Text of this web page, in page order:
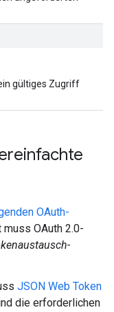
gültiges Zugriff
OAuth-
muss OAuth 2.0-
JSON Web Token
die erforderlichen